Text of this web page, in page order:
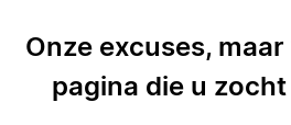
Onze excuses,
pagina die u